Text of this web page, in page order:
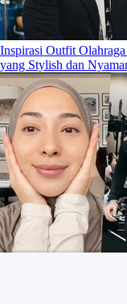
Inspirasi Outfit
yang Stylish dan